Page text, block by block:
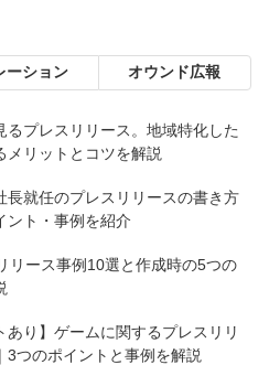
ーション オウンド広報
るプレスリリース。地域特化した
メリットとコツを解説
長就任のプレスリリースの書き方
ント・事例を紹介
リース事例10選と作成時の5つの
あり】ゲームに関するプレスリリ
3つのポイントと事例を解説